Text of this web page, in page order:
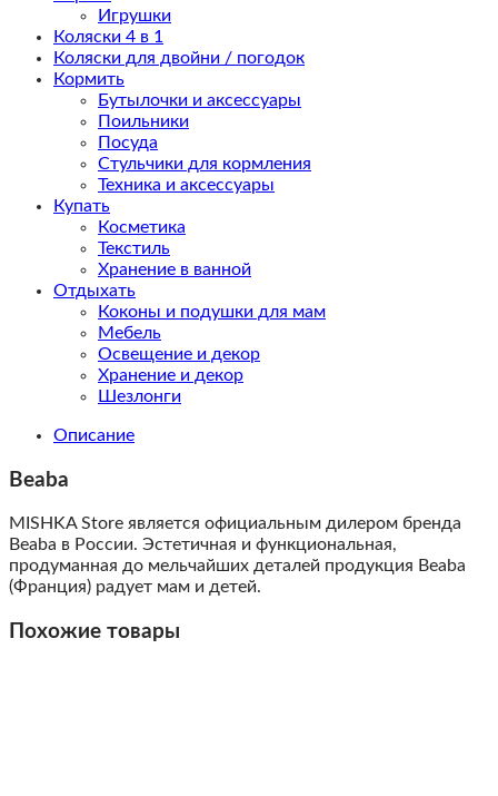
Игрушки
Коляски 4 в 1
Коляски для двойни / погодок
Кормить
Бутылочки и аксессуары
Поильники
Посуда
Стульчики для кормления
Техника и аксессуары
Купать
Косметика
Текстиль
Хранение в ванной
Отдыхать
Коконы и подушки для мам
Мебель
Освещение и декор
Хранение и декор
Шезлонги
Описание
Beaba
MISHKA Store является официальным дилером бренда
Beaba в России. Эстетичная и функциональная,
продуманная до мельчайших деталей продукция Beaba
(Франция) радует мам и детей.
Похожие товары